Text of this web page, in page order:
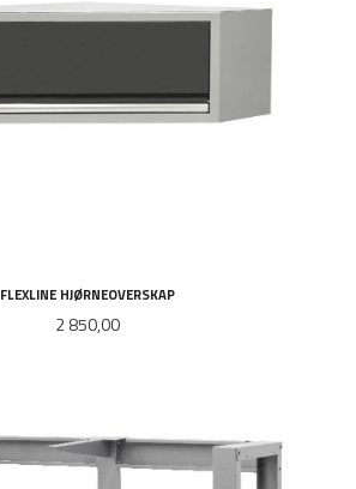
FLEXLINE HJØRNEOVERSKAP
Pris
2 850,00